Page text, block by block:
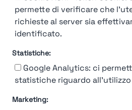
permette di verificare che
richieste al server sia
identificato.
Statistiche:
Google Analytics: ci
statistiche riguardo
Marketing: